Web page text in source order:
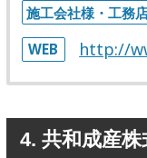
施工会社様・工務
WEB http://
4. 共和成産